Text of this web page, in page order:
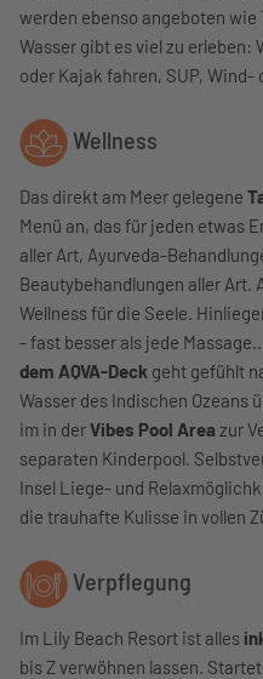
werden ebenso angeboten
Wasser gibt es viel zu
oder Kajak fahren, SUP, Wind-
Wellness
Das direkt am Meer gelegene
Menü an, das für jeden etwas
aller Art, Ayurveda-
Beautybehandlungen aller Art.
Wellness für die Seele.
- fast besser als jede
dem AQVA-Deck geht gefühlt
Wasser des Indischen Ozeans
im in derVibes Pool Area zur
separaten Kinderpool.
Insel Liege- und
die trauhafte Kulisse in vollen
Verpflegung
Im Lily Beach Resort ist alles
bis Z verwöhnen lassen.